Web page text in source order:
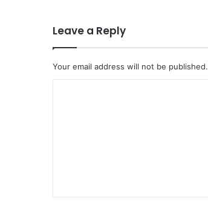
Leave a Reply
Your email address will not be published.
t